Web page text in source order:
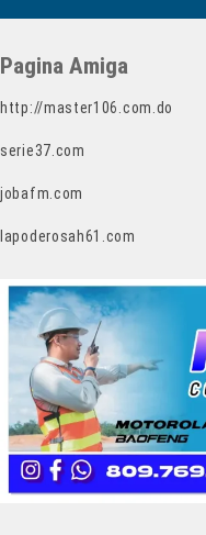
Pagina Amiga
http://master106.com.do
serie37.com
jobafm.com
lapoderosah61.com